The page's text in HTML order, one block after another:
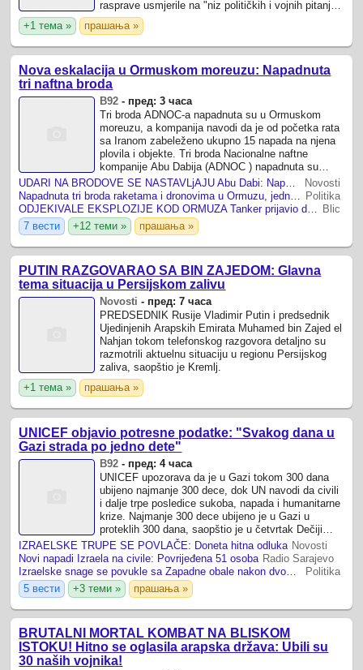
rasprave usmjerile na "niz političkih i vojnih pitanja
te da su bile ...
+1 тема » прашања »
Nova eskalacija u Ormuskom moreuzu: Napadnuta
tri naftna broda
B92 - пред: 3 часа
Tri broda ADNOC-a napadnuta su u Ormuskom
moreuzu, a kompanija navodi da je od početka rata
sa Iranom zabeleženo ukupno 15 napada na njena
plovila i objekte. Tri broda Nacionalne naftne
kompanije Abu Dabija (ADNOC ) napadnuta su
raketama i dronovima dok su ove nedelje prolazila
...
UDARI NA BRODOVE SE NASTAVLjAJU Abu Dabi: Napadnuta tri naaša broda u Ormuskom moreuzu, jedna osoba poginula
Novosti
Napadnuta tri broda raketama i dronovima u Ormuzu, jedna osoba poginula Politika
ODJEKIVALE EKSPLOZIJE KOD ORMUZA Tanker prijavio detonacije blizu obale Omana Blic
7 вести
+12 теми » прашања »
PUTIN RAZGOVARAO SA BIN ZAJEDOM: Glavna
tema situacija u Persijskom zalivu
Novosti - пред: 7 часа
PREDSEDNIK Rusije Vladimir Putin i predsednik
Ujedinjenih Arapskih Emirata Muhamed bin Zajed el
Nahjan tokom telefonskog razgovora detaljno su
razmotrili aktuelnu situaciju u regionu Persijskog
zaliva, saopštio je Kremlj.
+1 тема »
прашања »
UNICEF objavio potresne podatke: "Svakog dana u
Gazi strada po jedno dete"
B92 - пред: 4 часа
UNICEF upozorava da je u Gazi tokom 300 dana
ubijeno najmanje 300 dece, dok UN navodi da civili
i dalje trpe posledice sukoba, napada i humanitarne
krize. Najmanje 300 dece ubijeno je u Gazi u
proteklih 300 dana, saopštio je u četvrtak Dečiji
fond Ujedinjenih nacija (UNICEF), ...
IZRAELSKE TRUPE SE POVLAČE: Doneta hitna odluka Novosti
Novi napadi Izraela na civile: Povrijeđena 51 osoba Radio Sarajevo
Politika
5 вести
+3 теми » прашања »
BRUTALNI MORTAL KOMBAT NA BLISKOM
ISTOKU! Hitno se oglasila arapska država: Ubili su
30 naših vojnika!